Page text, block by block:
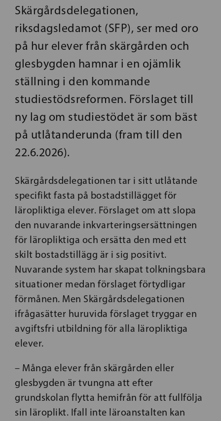
Skärgårdsdelegationen,
riksdagsledamot (SFP), ser med oro
på hur elever från skärgården och
glesbygden hamnar i en ojämlik
ställning i den kommande
studiestödsreformen. Förslaget till
ny lag om studiestödet är som bäst
på utlåtanderunda (fram till den
22.6.2026).
Skärgårdsdelegationen tar i sitt utlåtande
specifikt fasta på bostadstillägget för
läropliktiga elever. Förslaget om att slopa
den nuvarande inkvarteringsersättningen
för läropliktiga och ersätta den med ett
skilt bostadstillägg är i sig positivt.
Nuvarande system har skapat tolkningsbara
situationer medan förslaget förtydligar
förmånen. Men Skärgårdsdelegationen
ifrågasätter huruvida förslaget tryggar en
avgiftsfri utbildning för alla läropliktiga
elever.
– Många elever från skärgården eller
glesbygden är tvungna att efter
grundskolan flytta hemifrån för att fullfölja
sin läroplikt. Ifall inte läroanstalten kan